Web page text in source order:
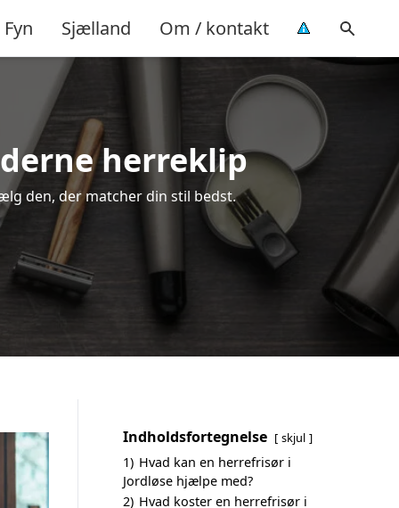
Fyn Sjælland Om / kontakt
herreklip
den, der matcher din stil bedst.
Indholdsfortegnelse skjul
1) Hvad kan en herrefrisør i
Jordløse hjælpe med?
2) Hvad koster en herrefrisør i